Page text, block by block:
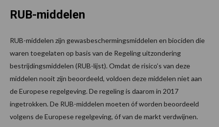
RUB-middelen
RUB-middelen zijn gewasbeschermingsmiddelen en biociden die
waren toegelaten op basis van de Regeling uitzondering
bestrijdingsmiddelen (RUB-lijst). Omdat de risico’s van deze
middelen nooit zijn beoordeeld, voldoen deze middelen niet aan
de Europese regelgeving. De regeling is daarom in 2017
ingetrokken. De RUB-middelen moeten óf worden beoordeeld
volgens de Europese regelgeving, óf van de markt verdwijnen.